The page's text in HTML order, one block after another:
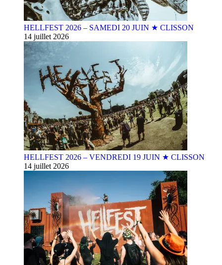
HELLFEST 2026 – SAMEDI 20 JUIN ★ CLISSON
14 juillet 2026
HELLFEST 2026 – VENDREDI 19 JUIN ★ CLISSON
14 juillet 2026